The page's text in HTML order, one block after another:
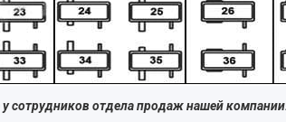
сотрудников отдела продаж нашей